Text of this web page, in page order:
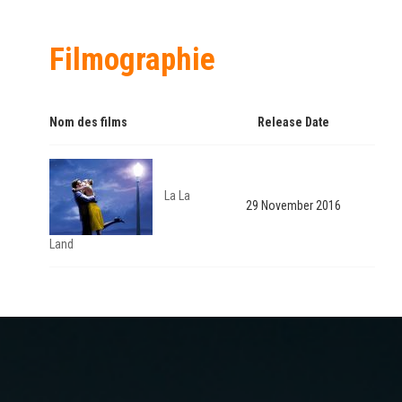
Filmographie
Nom des films Release Date
La La
Land
29 November 2016